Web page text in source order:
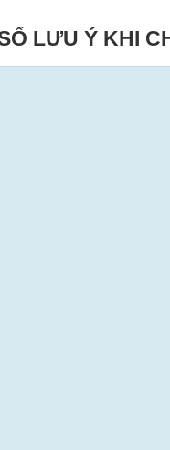
LƯU Ý KHI